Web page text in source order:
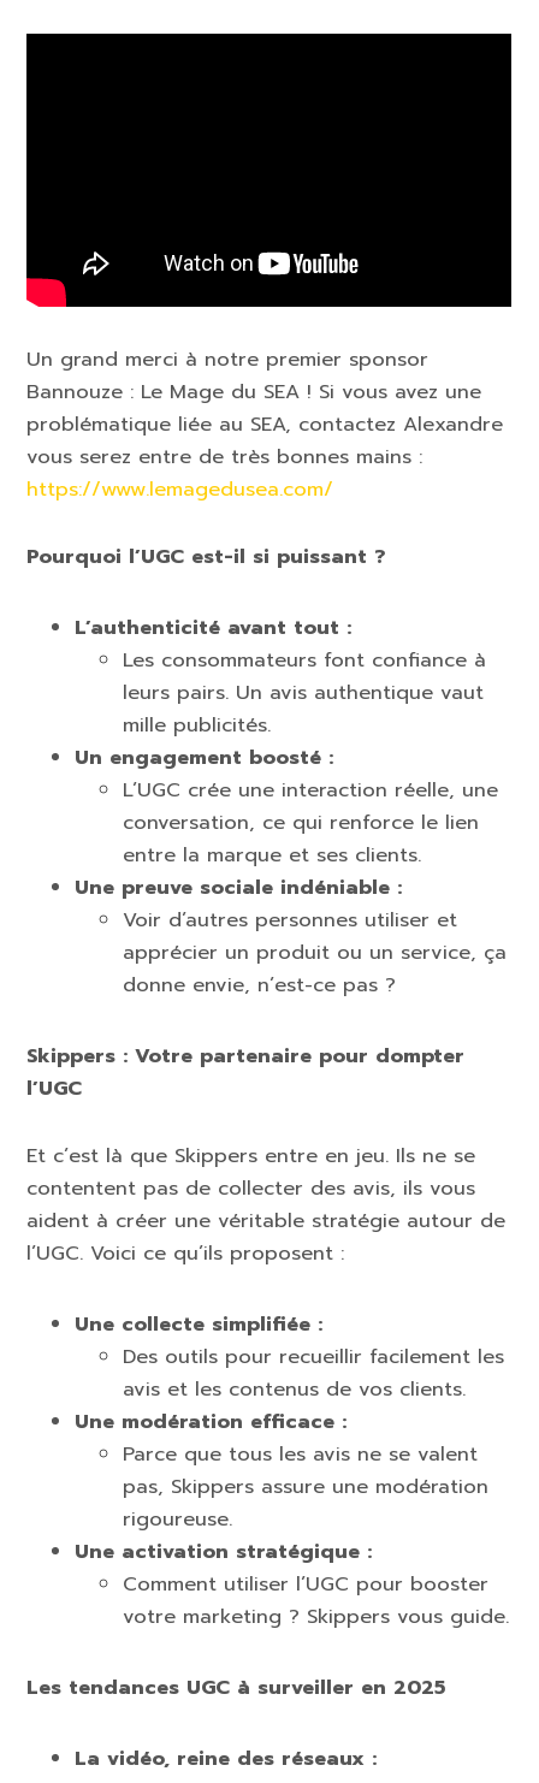
Un grand merci à notre premier sponsor
Bannouze : Le Mage du SEA ! Si vous avez une
problématique liée au SEA, contactez Alexandre
vous serez entre de très bonnes mains :
https://www.lemagedusea.com/
Pourquoi l’UGC est-il si puissant ?
L’authenticité avant tout :
Les consommateurs font confiance à
leurs pairs. Un avis authentique vaut
mille publicités.
Un engagement boosté :
L’UGC crée une interaction réelle, une
conversation, ce qui renforce le lien
entre la marque et ses clients.
Une preuve sociale indéniable :
Voir d’autres personnes utiliser et
apprécier un produit ou un service, ça
donne envie, n’est-ce pas ?
Skippers : Votre partenaire pour dompter
l’UGC
Et c’est là que Skippers entre en jeu. Ils ne se
contentent pas de collecter des avis, ils vous
aident à créer une véritable stratégie autour de
l’UGC. Voici ce qu’ils proposent :
Une collecte simplifiée :
Des outils pour recueillir facilement les
avis et les contenus de vos clients.
Une modération efficace :
Parce que tous les avis ne se valent
pas, Skippers assure une modération
rigoureuse.
Une activation stratégique :
Comment utiliser l’UGC pour booster
votre marketing ? Skippers vous guide.
Les tendances UGC à surveiller en 2025
La vidéo, reine des réseaux :